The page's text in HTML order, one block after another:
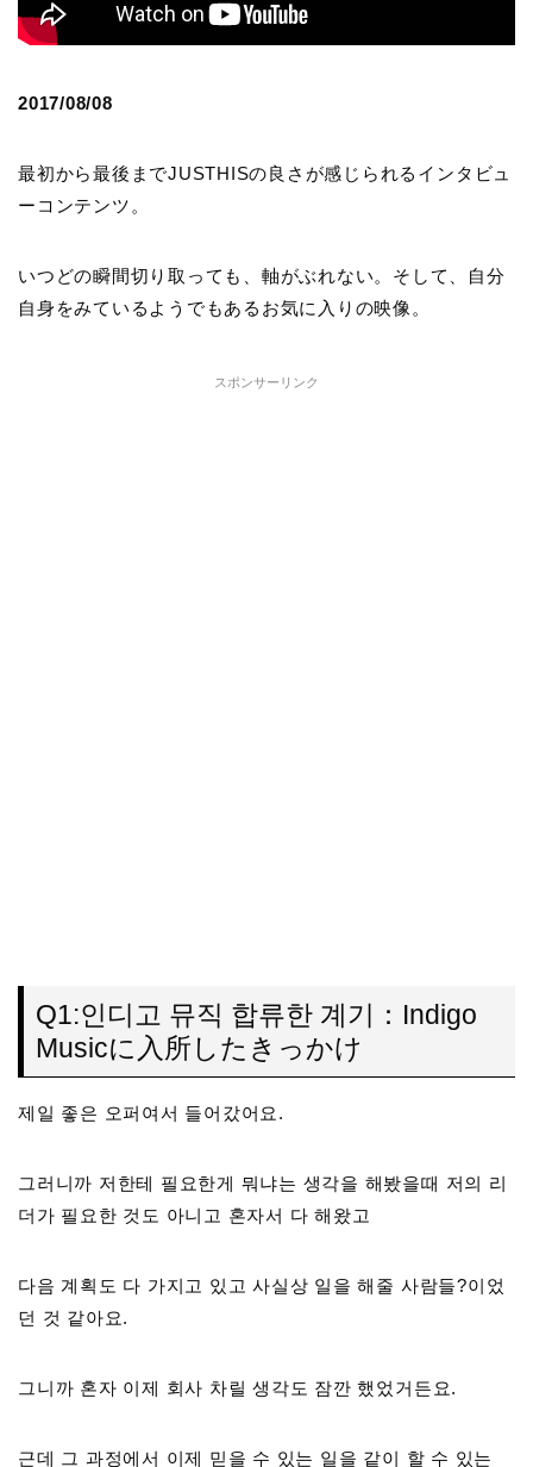
2017/08/08
最初から最後までJUSTHISの良さが感じられるインタビュ
ーコンテンツ。
いつどの瞬間切り取っても、軸がぶれない。そして、自分
自身をみているようでもあるお気に入りの映像。
スポンサーリンク
Q1:인디고 뮤직 합류한 계기：Indigo
Musicに入所したきっかけ
제일 좋은 오퍼여서 들어갔어요.
그러니까 저한테 필요한게 뭐냐는 생각을 해봤을때 저의 리
더가 필요한 것도 아니고 혼자서 다 해왔고
다음 계획도 다 가지고 있고 사실상 일을 해줄 사람들?이었
던 것 같아요.
그니까 혼자 이제 회사 차릴 생각도 잠깐 했었거든요.
근데 그 과정에서 이제 믿을 수 있는 일을 같이 할 수 있는